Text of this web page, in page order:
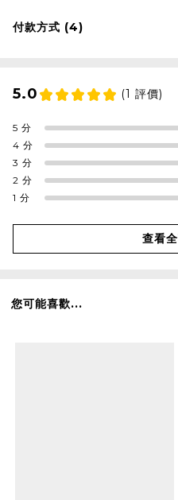
付款方式 (4)
5.0 (1 評價)
5 分
4 分
3 分
2 分
1 分
查看
您可能喜歡...